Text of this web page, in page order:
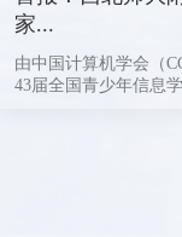
家...
由中国计算机学会（
43届全国青少年信息